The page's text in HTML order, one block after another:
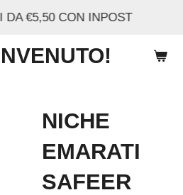
DA €5,50 CON INPOST
NICHE
EMARATI
SAFEER